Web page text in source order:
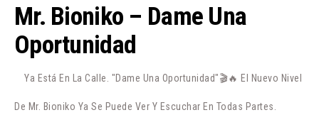
Mr. Bioniko – Dame Una
Oportunidad
Ya Está En La Calle. "Dame Una Oportunidad"🎬🔥 El Nuevo Nivel
De Mr. Bioniko Ya Se Puede Ver Y Escuchar En Todas Partes.